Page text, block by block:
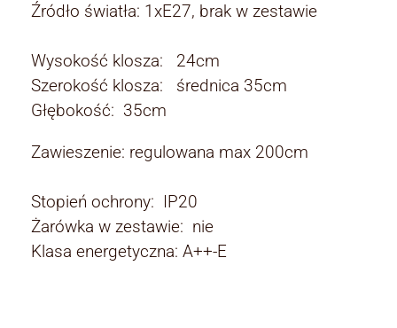
Źródło światła: 1xE27, brak w zestawie
Wysokość klosza: 24cm
Szerokość klosza: średnica 35cm
Głębokość: 35cm
Zawieszenie: regulowana max 200cm
Stopień ochrony: IP20
Żarówka w zestawie: nie
Klasa energetyczna: A++-E